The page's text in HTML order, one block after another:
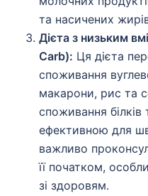
та насичених
Дієта з низьким
Carb): Ця дієта
споживання
макарони, рис та
споживання
ефективною для
важливо
її початком,
зі здоровям.